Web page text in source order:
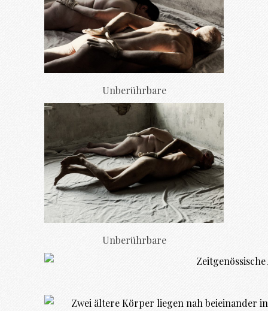
Unberührbare
Unberührbare